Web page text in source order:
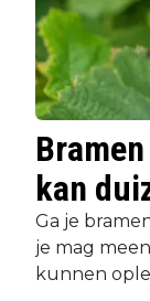
kan
Ga je
je mag
kunnen